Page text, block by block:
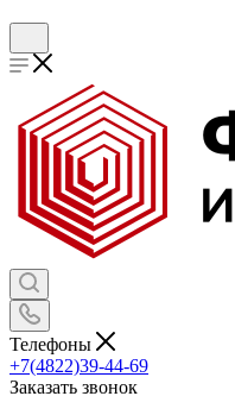
Телефоны
+7(4822)39-44-69
Заказать звонок